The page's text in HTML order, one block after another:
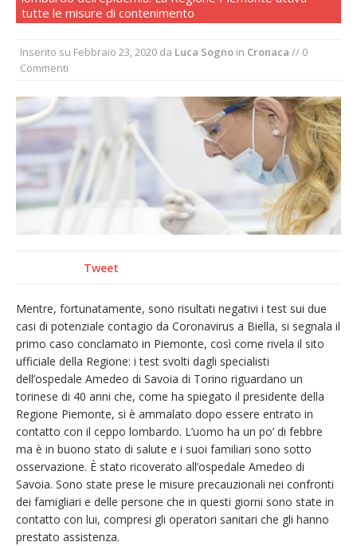
Nuovo fronte delle fiamme: vasto incendio
Centinaia di vercellesi a Oropa per il
Intervento dei vigili del fuoco per un
incendio di sterpaglie a Caresanablot
Dieci anni fa l’ingresso a Vercelli
dell’arcivescovo mons. Marco Arnolfo
tutte le misure di contenimento
Inserito su Febbraio 23, 2020 da Luca Sogno in Cronaca // 0
Commenti
Tweet
Mentre, fortunatamente, sono risultati negativi i test sui due
casi di potenziale contagio da Coronavirus a Biella, si segnala il
primo caso conclamato in Piemonte, così come rivela il sito
ufficiale della Regione: i test svolti dagli specialisti
dell’ospedale Amedeo di Savoia di Torino riguardano un
torinese di 40 anni che, come ha spiegato il presidente della
Regione Piemonte, si è ammalato dopo essere entrato in
contatto con il ceppo lombardo. L’uomo ha un po’ di febbre
ma è in buono stato di salute e i suoi familiari sono sotto
osservazione. È stato ricoverato all’ospedale Amedeo di
Savoia. Sono state prese le misure precauzionali nei confronti
dei famigliari e delle persone che in questi giorni sono state in
contatto con lui, compresi gli operatori sanitari che gli hanno
prestato assistenza.